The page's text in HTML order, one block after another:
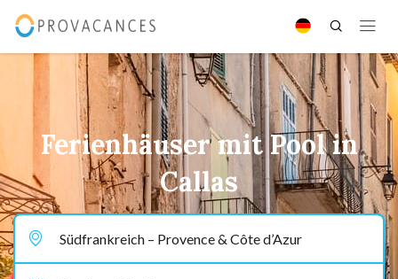
Ferienhäuser mit Pool in
Callas